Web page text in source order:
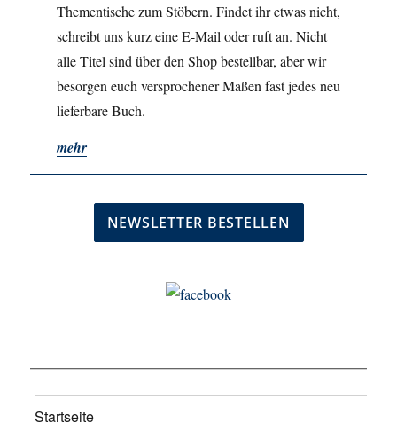
Thementische zum Stöbern. Findet ihr etwas nicht,
schreibt uns kurz eine E-Mail oder ruft an. Nicht
alle Titel sind über den Shop bestellbar, aber wir
besorgen euch versprochener Maßen fast jedes neu
lieferbare Buch.
mehr
Startseite